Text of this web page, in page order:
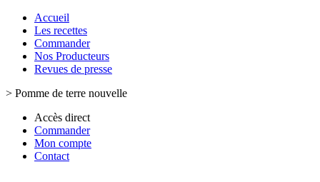
Accueil
Les recettes
Commander
Nos Producteurs
Revues de presse
> Pomme de terre nouvelle
Accès direct
Commander
Mon compte
Contact